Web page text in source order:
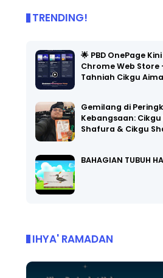
TRENDING!
🌟 PBD OnePage
Chrome Web Store
Tahniah Cikgu
Gemilang di
Kebangsaan: Cikgu
Shafura & Cikgu
BAHAGIAN TUBUH
IHYA' RAMADAN